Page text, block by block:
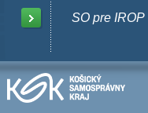
SO pre IROP